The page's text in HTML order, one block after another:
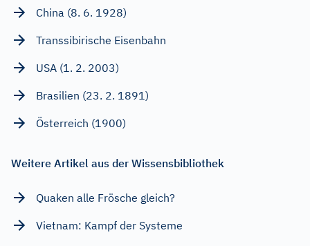
China (8. 6. 1928)
Transsibirische Eisenbahn
USA (1. 2. 2003)
Brasilien (23. 2. 1891)
Österreich (1900)
Weitere Artikel aus der Wissensbibliothek
Quaken alle Frösche gleich?
Vietnam: Kampf der Systeme